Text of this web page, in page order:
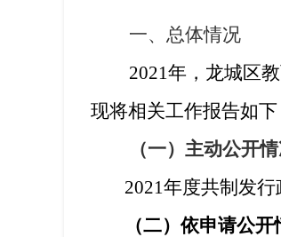
一、总体情况
2021年，龙城区
现将相关工作报告如下
（一） 主动公开
2021年度共制发
（二）依申请公开